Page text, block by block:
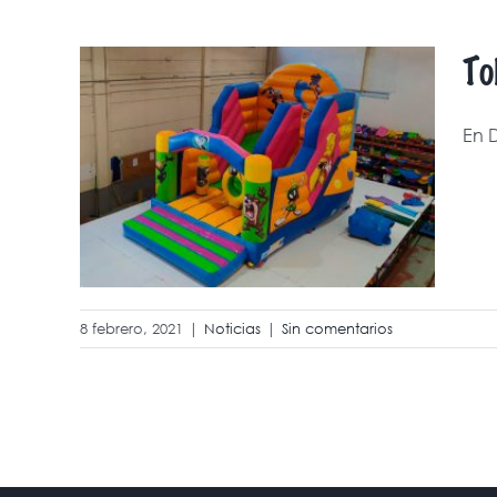
En
8 febrero, 2021 | Noticias | Sin comentarios